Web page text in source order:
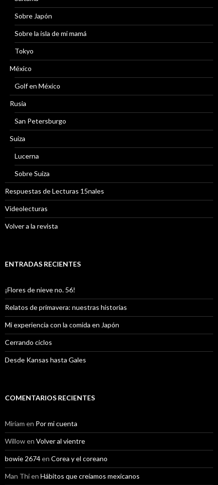
Sobre Japón
Sobre la isla de mi mamá
Tokyo
México
Golf en México
Rusia
San Petersburgo
Suiza
Lucerna
Sobre Suiza
Respuestas de Lecturas 15nales
Videolecturas
Volver a la revista
ENTRADAS RECIENTES
¡Flores de nieve no. 56!
Relatos de primavera: nuestras historias
Mi experiencia con la comida en Japón
Cerrando ciclos
Desde Kansas hasta Gales
COMENTARIOS RECIENTES
Miriam en Por mi cuenta
Willowen Volver al vientre
bowie 2674en Corea y el coreano
Man Thien Hábitos que creíamos mexicanos